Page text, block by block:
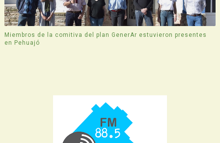
Miembros de la comitiva del plan GenerAr estuvieron presentes
en Pehuajó